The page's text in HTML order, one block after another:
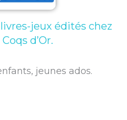
jeux édités chez
d’Or.
jeunes ados.